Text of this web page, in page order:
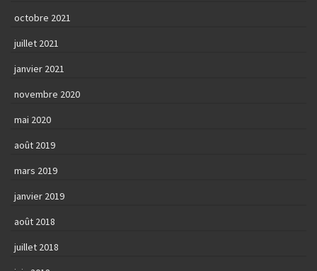
octobre 2021
juillet 2021
janvier 2021
novembre 2020
mai 2020
août 2019
mars 2019
janvier 2019
août 2018
juillet 2018